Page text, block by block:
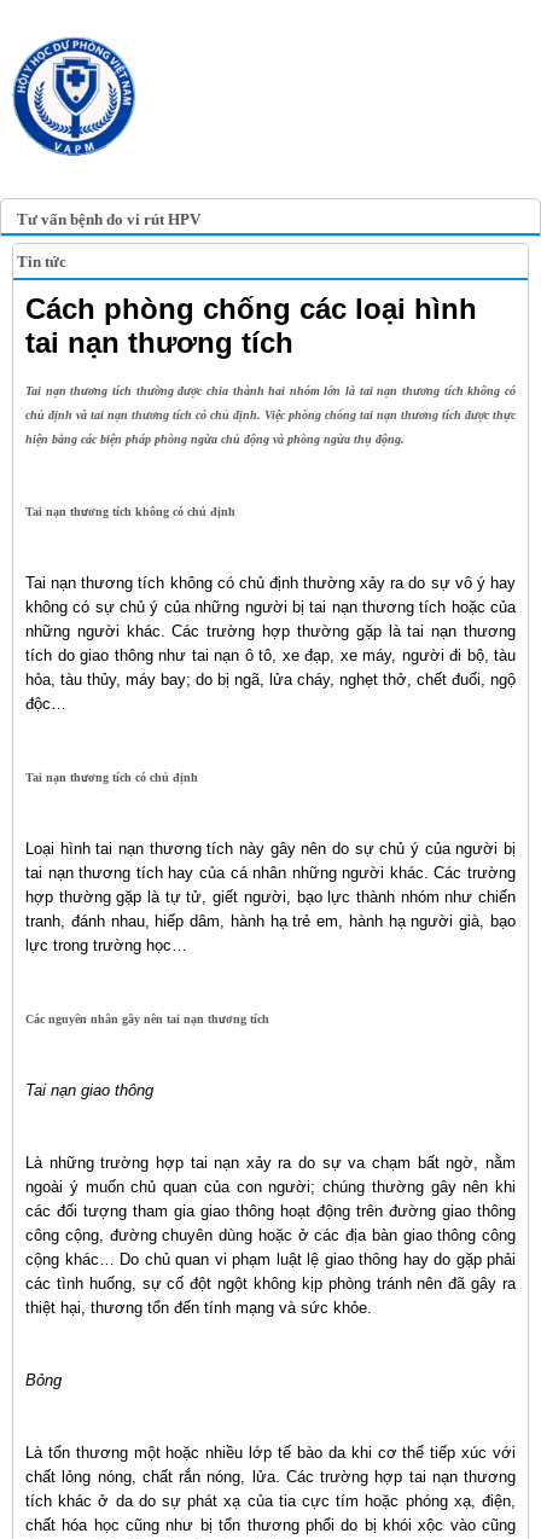
Tư vấn bệnh do vi rút HPV
Tin tức
Cách phòng chống các loại hình
tai nạn thương tích
Tai nạn thương tích thường được chia thành hai nhóm lớn là tai nạn thương tích không có
chủ định và tai nạn thương tích có chủ định. Việc phòng chống tai nạn thương tích được thực
hiện bằng các biện pháp phòng ngừa chủ động và phòng ngừa thụ động.
Tai nạn thương tích không có chủ định
Tai nạn thương tích không có chủ định thường xảy ra do sự vô ý hay
không có sự chủ ý của những người bị tai nạn thương tích hoặc của
những người khác. Các trường hợp thường gặp là tai nạn thương
tích do giao thông như tai nạn ô tô, xe đạp, xe máy, người đi bộ, tàu
hỏa, tàu thủy, máy bay; do bị ngã, lửa cháy, nghẹt thở, chết đuối, ngộ
độc…
Tai nạn thương tích có chủ định
Loại hình tai nạn thương tích này gây nên do sự chủ ý của người bị
tai nạn thương tích hay của cá nhân những người khác. Các trường
hợp thường gặp là tự tử, giết người, bạo lực thành nhóm như chiến
tranh, đánh nhau, hiếp dâm, hành hạ trẻ em, hành hạ người già, bạo
lực trong trường học…
Các nguyên nhân gây nên tai nạn thương tích
Tai nạn giao thông
Là những trường hợp tai nạn xảy ra do sự va chạm bất ngờ, nằm
ngoài ý muốn chủ quan của con người; chúng thường gây nên khi
các đối tượng tham gia giao thông hoạt động trên đường giao thông
công cộng, đường chuyên dùng hoặc ở các địa bàn giao thông công
cộng khác… Do chủ quan vi phạm luật lệ giao thông hay do gặp phải
các tình huống, sự cố đột ngột không kịp phòng tránh nên đã gây ra
thiệt hại, thương tổn đến tính mạng và sức khỏe.
Bỏng
Là tổn thương một hoặc nhiều lớp tế bào da khi cơ thể tiếp xúc với
chất lỏng nóng, chất rắn nóng, lửa. Các trường hợp tai nạn thương
tích khác ở da do sự phát xạ của tia cực tím hoặc phóng xạ, điện,
chất hóa học cũng như bị tổn thương phổi do bị khói xộc vào cũng